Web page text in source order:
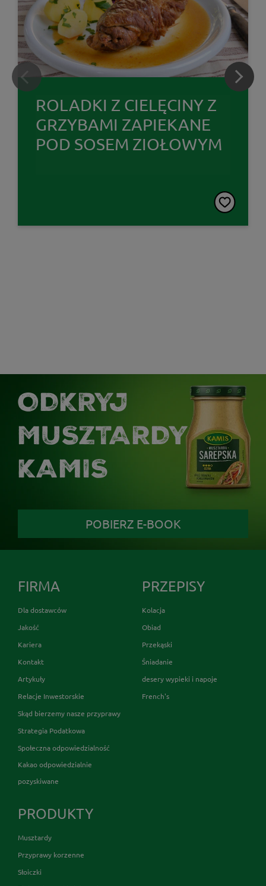
ROLADKI Z CIELĘCINY Z
GRZYBAMI ZAPIEKANE
POD SOSEM ZIOŁOWYM
ODKRYJ
MUSZTARDY
KAMIS
POBIERZ E-BOOK
FIRMA
Dla dostawców
Jakość
Kariera
Kontakt
Artykuły
Relacje Inwestorskie
Skąd bierzemy nasze przyprawy
Strategia Podatkowa
Społeczna odpowiedzialność
Kakao odpowiedzialnie
pozyskiwane
PRZEPISY
Kolacja
Obiad
Przekąski
Śniadanie
desery wypieki i napoje
French's
PRODUKTY
Musztardy
Przyprawy korzenne
Słoiczki